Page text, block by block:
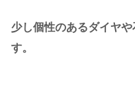
少し個性のあるダイヤ
す。